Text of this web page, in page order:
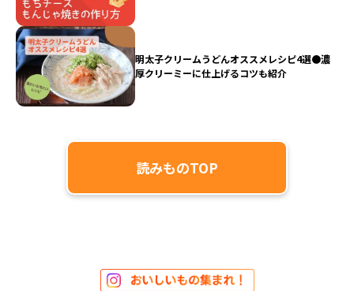
明太子クリームうどんオススメレシピ4選●濃
厚クリーミーに仕上げるコツも紹介
読みものTOP